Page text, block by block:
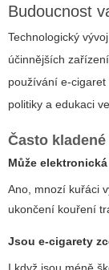
Budoucnost
Technologický
účinnějších
používání e-
politiky a edukaci
Často
Může
Ano, mnozí kuřáci
ukončení kouření
Jsou e-cigarety
I když jsou méně